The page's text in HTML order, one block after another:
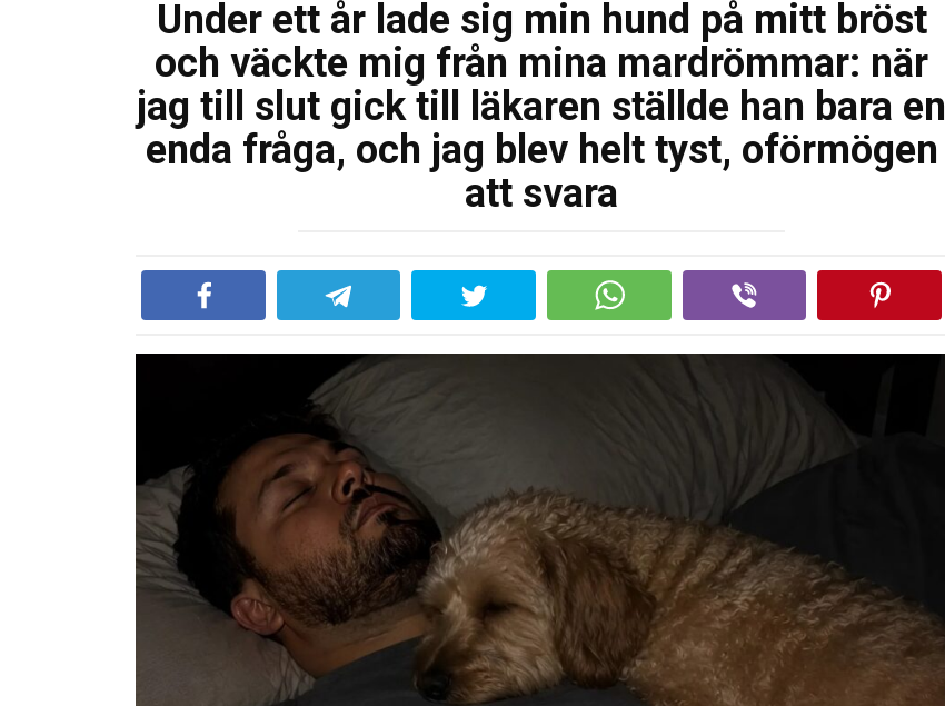
Under ett år lade sig min hund på mitt bröst
och väckte mig från mina mardrömmar: när
jag till slut gick till läkaren ställde han bara en
enda fråga, och jag blev helt tyst, oförmögen
att svara